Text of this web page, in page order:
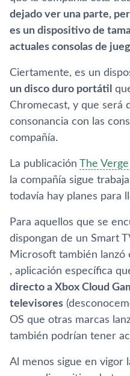
dejado ver una parte,
es un dispositivo de
actuales consolas de
Ciertamente, es un
un disco duro portátil
Chromecast, y que será
consonancia con las
compañía.
La publicación The Verge
la compañía sigue
todavía hay planes para
Para aquellos que se
dispongan de un Smart
Microsoft también lanzó
, aplicación específica
directo a Xbox Cloud
televisores
OS que otras marcas
también podrían tener
Al menos sigue en vigor